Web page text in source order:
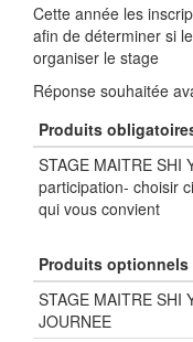
Cette année les
afin de déterminer si
organiser le stage
Réponse souhaitée
Produits
STAGE MAITRE SHI
participation- choisir
qui vous convient
Produits optionnels
STAGE MAITRE SHI
JOURNEE